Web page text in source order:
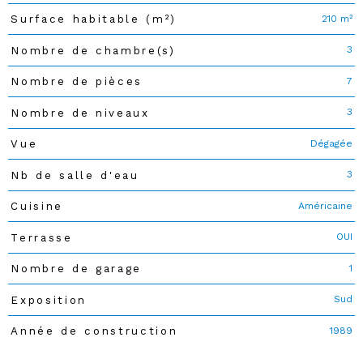
Surface habitable (m²) 210 m²
Nombre de chambre(s) 3
Nombre de pièces 7
Nombre de niveaux 3
Vue Dégagée
Nb de salle d'eau 3
Cuisine Américaine
Terrasse OUI
Nombre de garage 1
Exposition Sud
Année de construction 1989